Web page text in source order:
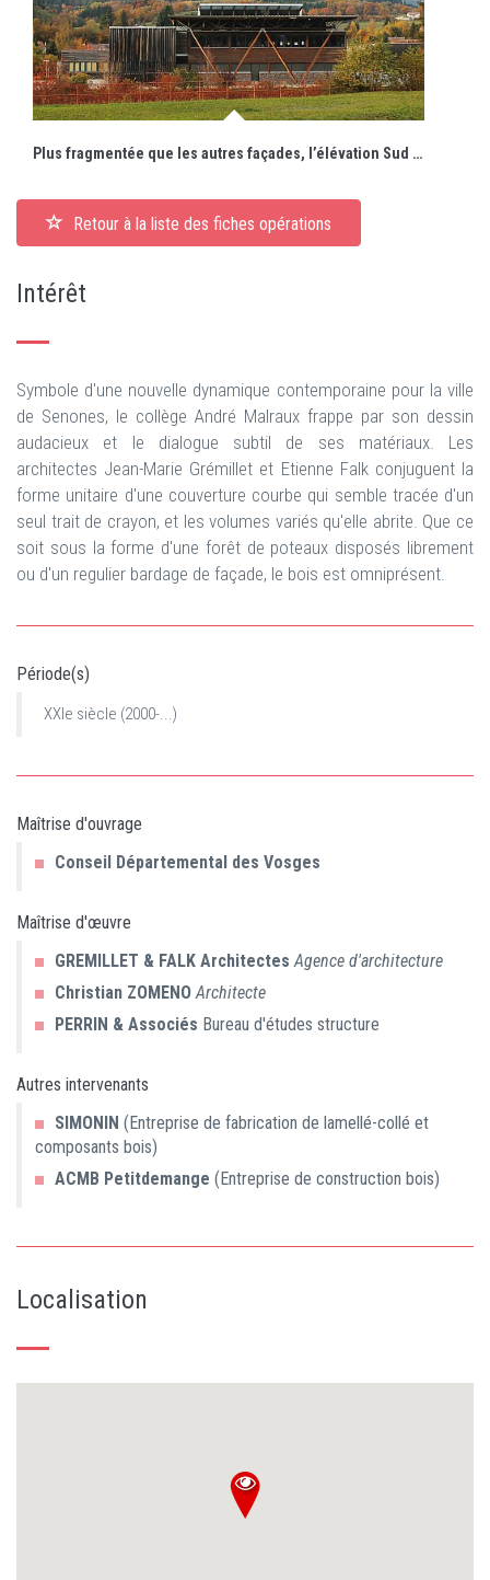
Plus fragmentée que les autres façades, l’élévation Sud caractérisée par sa structure en double V affirme sa propre identité.
Retour à la liste des fiches opérations
Intérêt
Symbole d'une nouvelle dynamique contemporaine pour la ville
de Senones, le collège André Malraux frappe par son dessin
audacieux et le dialogue subtil de ses matériaux. Les
architectes Jean-Marie Grémillet et Etienne Falk conjuguent la
forme unitaire d'une couverture courbe qui semble tracée d'un
seul trait de crayon, et les volumes variés qu'elle abrite. Que ce
soit sous la forme d'une forêt de poteaux disposés librement
ou d'un regulier bardage de façade, le bois est omniprésent.
Période(s)
XXIe siècle (2000-...)
Maîtrise d'ouvrage
Conseil Départemental des Vosges
Maîtrise d'œuvre
GREMILLET & FALK Architectes Agence d'architecture
Christian ZOMENO Architecte
PERRIN & Associés Bureau d'études structure
Autres intervenants
SIMONIN (Entreprise de fabrication de lamellé-collé et
composants bois)
ACMB Petitdemange (Entreprise de construction bois)
Localisation